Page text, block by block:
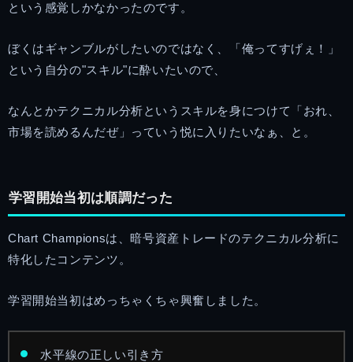
という感覚しかなかったのです。
ぼくはギャンブルがしたいのではなく、「俺ってすげぇ！」
という自分の"スキル"に酔いたいので、
なんとかテクニカル分析というスキルを身につけて「おれ、
市場を読めるんだぜ」っていう悦に入りたいなぁ、と。
学習開始当初は順調だった
Chart Championsは、暗号資産トレードのテクニカル分析に
特化したコンテンツ。
学習開始当初はめっちゃくちゃ興奮しました。
水平線の正しい引き方